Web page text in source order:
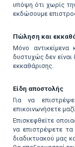
υπόψη ότι χωρίς
εκδώσουμε
Πώληση και
Μόνο αντικείμενα
δυστυχώς δεν
εκκαθάρισης.
Είδη αποστολής
Για να
επικοινωνήσετε
Επισκεφθείτε
να επιστρέψετε
διαδικτυακού μας